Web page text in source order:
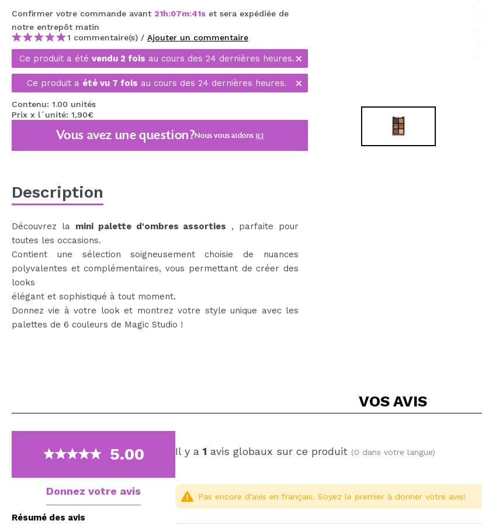
MAQUIFARMA
KOREA ZONE
TRAVEL SIZE
NATURE
OFFRES
BIENTÔT DISPONIBLE
Confirmer votre commande avant 21h:07m:40s et sera expédiée de
notre entrepôt matin
1 commentaire(s) / Ajouter un commentaire
Ce produit a été vendu 2 fois au cours des 24 dernières heures.
Ce produit a été vu 7 fois au cours des 24 dernières heures.
Contenu: 1.00 unités
Prix x l´unité: 1,90€
Vous avez une question?Nous vous aidons ici
Description
Découvrez la mini palette d'ombres assorties , parfaite pour
toutes les occasions.
Contient une sélection soigneusement choisie de nuances
polyvalentes et complémentaires, vous permettant de créer des
looks
élégant et sophistiqué à tout moment.
Donnez vie à votre look et montrez votre style unique avec les
palettes de 6 couleurs de Magic Studio !
VOS AVIS
5.00
Donnez votre avis
Résumé des avis
Il y a 1 avis globaux sur ce produit (0 dans votre langue)
Pas encore d'avis en français. Soyez le premier à donner votre avis!